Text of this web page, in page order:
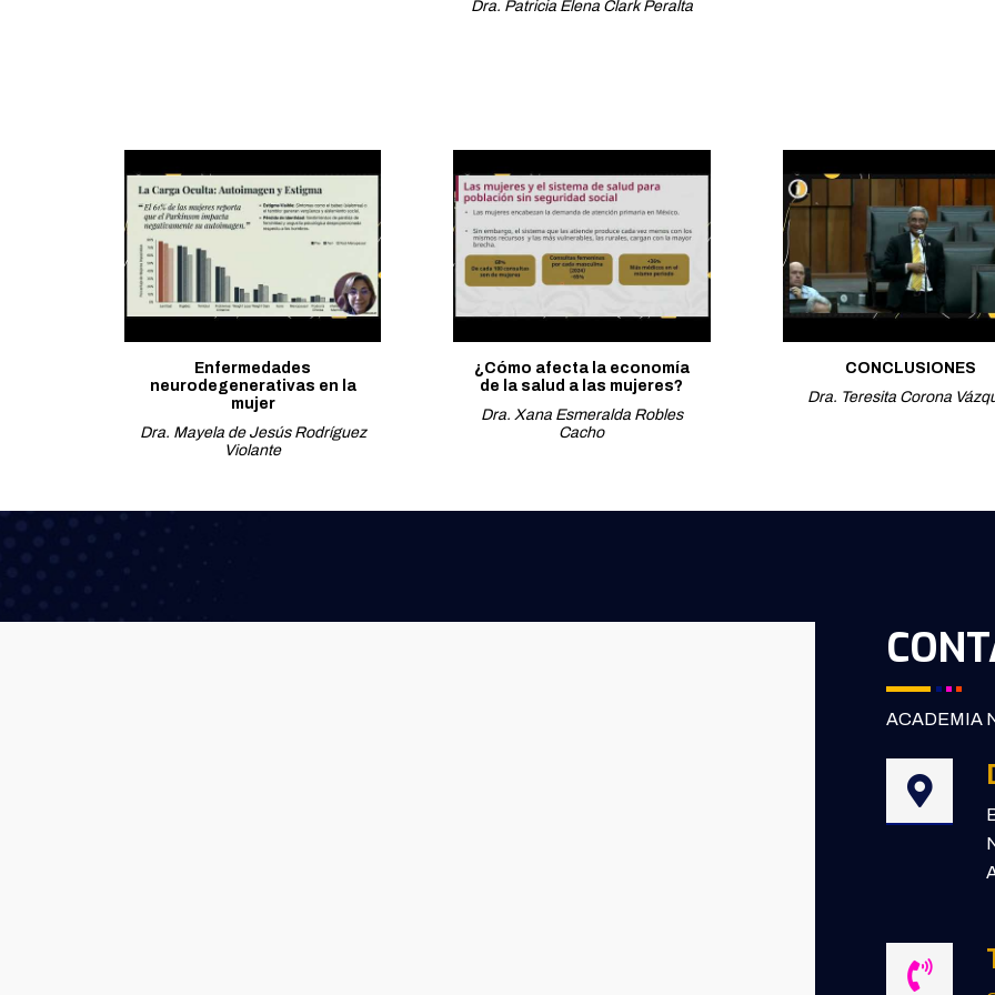
Dra. Patricia Elena Clark Peralta
Enfermedades
neurodegenerativas en la
mujer
Dra. Mayela de Jesús Rodríguez
Violante
¿Cómo afecta la economía
de la salud a las mujeres?
Dra. Xana Esmeralda Robles
Cacho
CONCLUSIONES
Dra. Teresita Corona
ACADEMIA